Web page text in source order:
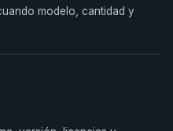
modelo, cantidad y